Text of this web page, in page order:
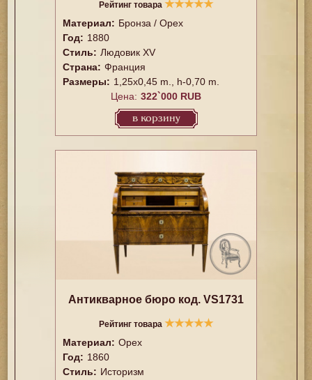
Рейтинг товара ★★★★★
Материал: Бронза / Орех
Год: 1880
Стиль: Людовик XV
Страна: Франция
Размеры: 1,25x0,45 m., h-0,70 m.
Цена: 322`000 RUB
в корзину
Антикварное бюро код. VS1731
Рейтинг товара ★★★★★
Материал: Орех
Год: 1860
Стиль: Историзм